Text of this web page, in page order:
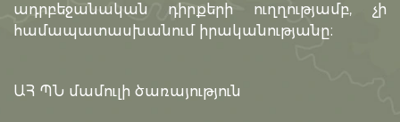
ադրբեջանական դիրքերի ուղղությամբ, չի
համապատասխանում իրականությանը։
ԱՀ ՊՆ մամուլի ծառայություն